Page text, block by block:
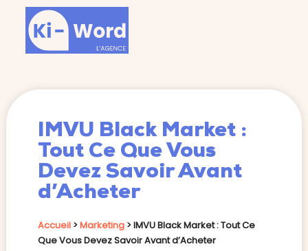
IMVU Black Market :
Tout Ce Que Vous
Devez Savoir Avant
d’Acheter
Accueil>Marketing>IMVU Black Market : Tout Ce
Que Vous Devez Savoir Avant d’Acheter